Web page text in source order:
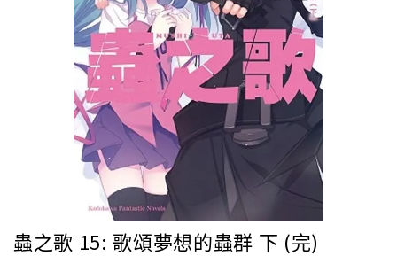
蟲之歌 15: 歌頌夢想的蟲群 下 (完)